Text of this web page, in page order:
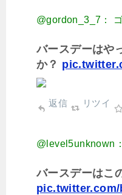
@gordon_3_7：
バースデーはや
か？
返信 リツイ
@level5unknown
バースデーはこ
pic.twitter.com/